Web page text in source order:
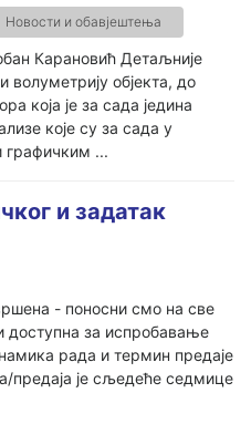
Новости и обавјештења
Карановић Детаљније
волуметрију објекта, до
која је за сада једина
које су за сада у
графичким ...
и задатак
- поносни смо на све
доступна за испробавање
рада и термин предаје
предаја је сљедеће седмице